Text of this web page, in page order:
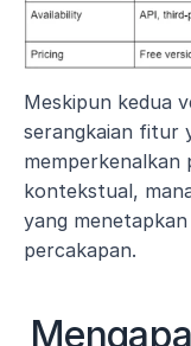
Meskipun kedua
serangkaian fitur
memperkenalkan
kontekstual,
yang
percakapan.